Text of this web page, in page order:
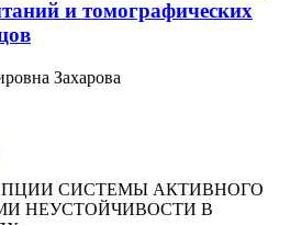
и томографических
Захарова